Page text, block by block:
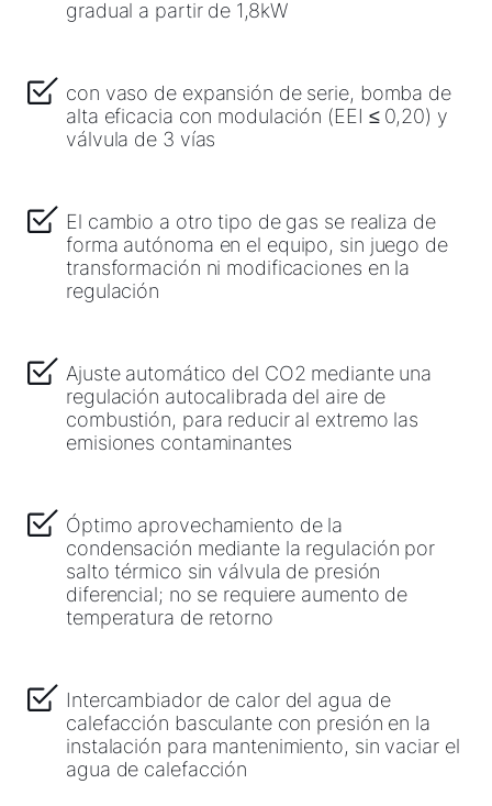
gradual a partir de 1,8kW
con vaso de expansión de serie, bomba de
alta eficacia con modulación (EEI ≤ 0,20) y
válvula de 3 vías
El cambio a otro tipo de gas se realiza de
forma autónoma en el equipo, sin juego de
transformación ni modificaciones en la
regulación
Ajuste automático del CO2 mediante una
regulación autocalibrada del aire de
combustión, para reducir al extremo las
emisiones contaminantes
Óptimo aprovechamiento de la
condensación mediante la regulación por
salto térmico sin válvula de presión
diferencial; no se requiere aumento de
temperatura de retorno
Intercambiador de calor del agua de
calefacción basculante con presión en la
instalación para mantenimiento, sin vaciar el
agua de calefacción